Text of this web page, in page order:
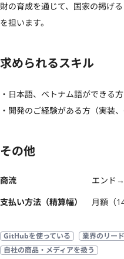
財の育成を通じて、国家の掲げ
を担います。
求められるスキル
・日本語、ベトナム語ができる方
・開発のご経験がある方（実装、
その他
商流
エンド
支払い方法（精算幅）
月額（
GitHubを使っている
業界のリー
自社の商品・メディアを扱う